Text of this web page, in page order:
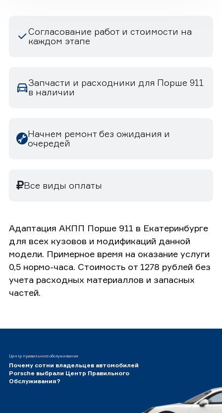
Согласование работ и стоимости на
каждом этапе
Запчасти и расходники для Порше 911
в наличии
Начнем ремонт без ожидания и
очередей
Все виды оплаты
Адаптация АКПП Порше 911 в Екатеринбурге
для всех кузовов и модификаций данной
модели. Примерное время на оказание услуги
0,5 нормо-часа. Стоимость от 1278 рублей без
учета расходных материаллов и запасных
частей.
Центр правильного обслуживания
Почему сотни владельцев автомобилей
Porsche выбрали Центр Правильного
Обслуживания?